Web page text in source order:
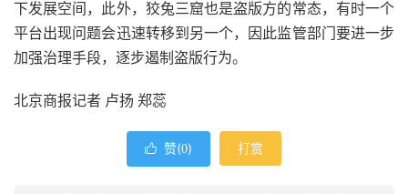
下发展空间，此外，狡兔三窟也是盗版方的常态，有时一个
平台出现问题会迅速转移到另一个，因此监管部门要进一步
加强治理手段，逐步遏制盗版行为。
北京商报记者 卢扬 郑蕊
 赞(0) 打赏